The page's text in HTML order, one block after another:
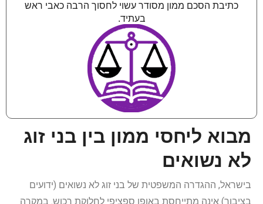
כתיבת הסכם ממון מסודר עשוי לחסוך הרבה כאבי ראש
בעתיד.
מבוא ליחסי ממון בין בני זוג
לא נשואים
בישראל, ההגדרה המשפטית של בני זוג לא נשואים (ידועים
בציבור) אינה מתייחסת באופן ספציפי לחלוקת רכוש. במקרה